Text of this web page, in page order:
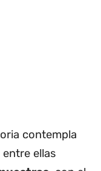
contempla
entre ellas